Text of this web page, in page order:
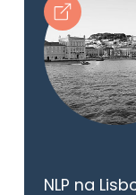
NLP na